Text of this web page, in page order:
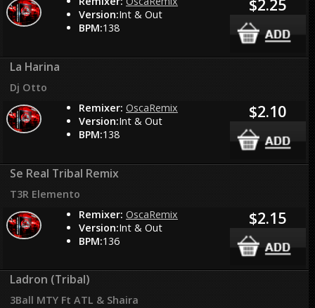
Version:Int & Out
BPM:138
$2.25
La Harina
Dj Otto
Remixer: OscaRemix
Version:Int & Out
BPM:138
$2.10
Se Real Tribal Remix
T3R Elemento
Remixer: OscaRemix
Version:Int & Out
BPM:136
$2.15
Ladron (Tribal)
3Ball MTY Ft ATL & Shaira